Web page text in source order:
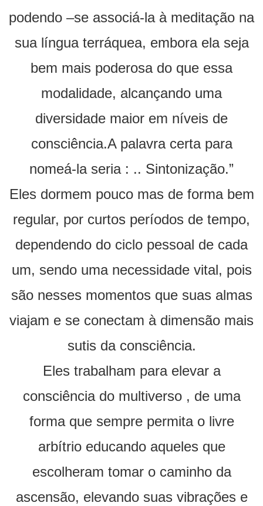
podendo –se associá-la à meditação na
sua língua terráquea, embora ela seja
bem mais poderosa do que essa
modalidade, alcançando uma
diversidade maior em níveis de
consciência.A palavra certa para
nomeá-la seria : .. Sintonização.”
Eles dormem pouco mas de forma bem
regular, por curtos períodos de tempo,
dependendo do ciclo pessoal de cada
um, sendo uma necessidade vital, pois
são nesses momentos que suas almas
viajam e se conectam à dimensão mais
sutis da consciência.
Eles trabalham para elevar a
consciência do multiverso , de uma
forma que sempre permita o livre
arbítrio educando aqueles que
escolheram tomar o caminho da
ascensão, elevando suas vibrações e